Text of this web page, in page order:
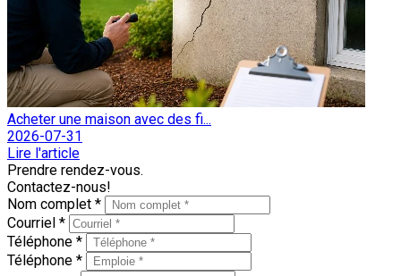
Acheter une maison avec des fi...
2026-07-31
Lire l'article
Prendre rendez-vous.
Contactez-nous!
Nom complet *
Courriel *
Téléphone *
Téléphone *